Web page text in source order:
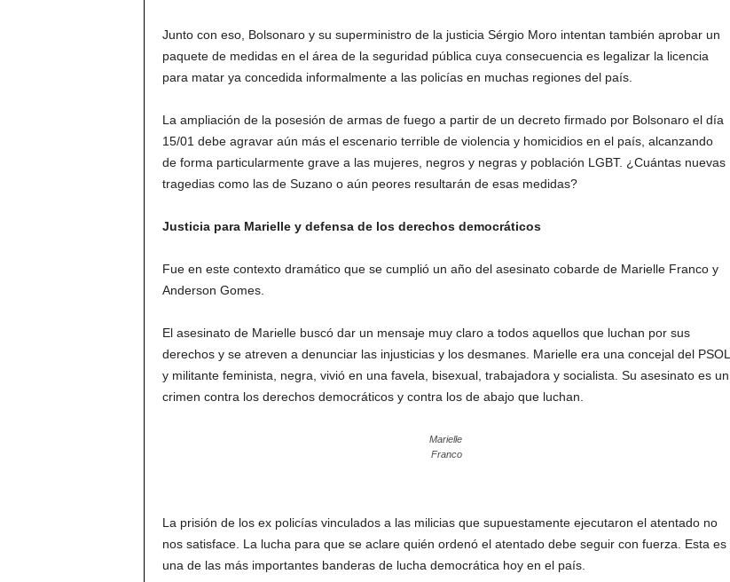
Junto con eso, Bolsonaro y su superministro de la justicia Sérgio Moro intentan también aprobar un
paquete de medidas en el área de la seguridad pública cuya consecuencia es legalizar la licencia
para matar ya concedida informalmente a las policías en muchas regiones del país.
La ampliación de la posesión de armas de fuego a partir de un decreto firmado por Bolsonaro el día
15/01 debe agravar aún más el escenario terrible de violencia y homicidios en el país, alcanzando
de forma particularmente grave a las mujeres, negros y negras y población LGBT. ¿Cuántas nuevas
tragedias como las de Suzano o aún peores resultarán de esas medidas?
Justicia para Marielle y defensa de los derechos democráticos
Fue en este contexto dramático que se cumplió un año del asesinato cobarde de Marielle Franco y
Anderson Gomes.
El asesinato de Marielle buscó dar un mensaje muy claro a todos aquellos que luchan por sus
derechos y se atreven a denunciar las injusticias y los desmanes. Marielle era una concejal del PSOL
y militante feminista, negra, vivió en una favela, bisexual, trabajadora y socialista. Su asesinato es un
crimen contra los derechos democráticos y contra los de abajo que luchan.
Marielle
Franco
La prisión de los ex policías vinculados a las milicias que supuestamente ejecutaron el atentado no
nos satisface. La lucha para que se aclare quién ordenó el atentado debe seguir con fuerza. Esta es
una de las más importantes banderas de lucha democrática hoy en el país.